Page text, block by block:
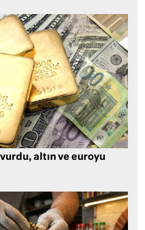
altın ve euroyu